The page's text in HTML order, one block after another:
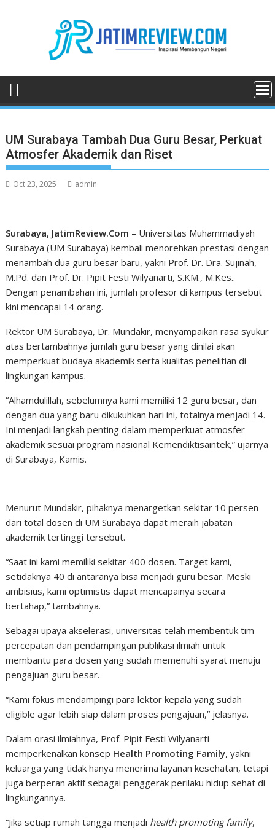
UM Surabaya Tambah Dua Guru Besar, Perkuat
Atmosfer Akademik dan Riset
Oct 23, 2025 admin
Surabaya, JatimReview.Com – Universitas Muhammadiyah
Surabaya (UM Surabaya) kembali menorehkan prestasi dengan
menambah dua guru besar baru, yakni Prof. Dr. Dra. Sujinah,
M.Pd. dan Prof. Dr. Pipit Festi Wilyanarti, S.KM., M.Kes..
Dengan penambahan ini, jumlah profesor di kampus tersebut
kini mencapai 14 orang.
Rektor UM Surabaya, Dr. Mundakir, menyampaikan rasa syukur
atas bertambahnya jumlah guru besar yang dinilai akan
memperkuat budaya akademik serta kualitas penelitian di
lingkungan kampus.
“Alhamdulillah, sebelumnya kami memiliki 12 guru besar, dan
dengan dua yang baru dikukuhkan hari ini, totalnya menjadi 14.
Ini menjadi langkah penting dalam memperkuat atmosfer
akademik sesuai program nasional Kemendiktisaintek,” ujarnya
di Surabaya, Kamis.
Menurut Mundakir, pihaknya menargetkan sekitar 10 persen
dari total dosen di UM Surabaya dapat meraih jabatan
akademik tertinggi tersebut.
“Saat ini kami memiliki sekitar 400 dosen. Target kami,
setidaknya 40 di antaranya bisa menjadi guru besar. Meski
ambisius, kami optimistis dapat mencapainya secara
bertahap,” tambahnya.
Sebagai upaya akselerasi, universitas telah membentuk tim
percepatan dan pendampingan publikasi ilmiah untuk
membantu para dosen yang sudah memenuhi syarat menuju
pengajuan guru besar.
“Kami fokus mendampingi para lektor kepala yang sudah
eligible agar lebih siap dalam proses pengajuan,” jelasnya.
Dalam orasi ilmiahnya, Prof. Pipit Festi Wilyanarti
memperkenalkan konsep Health Promoting Family, yakni
keluarga yang tidak hanya menerima layanan kesehatan, tetapi
juga berperan aktif sebagai penggerak perilaku hidup sehat di
lingkungannya.
“Jika setiap rumah tangga menjadi health promoting family,